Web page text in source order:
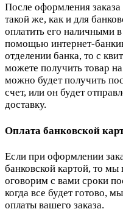
После оформления заказа
такой же, как и для
оплатить его наличными
помощью интернет-
отделении банка, то с
можете получить товар
можно будет получить
счет, или он будет
доставку.
Оплата банковской
Если при оформлении
банковской картой, то
оговорим с вами сроки
когда все будет готово,
оплаты вашего заказа.